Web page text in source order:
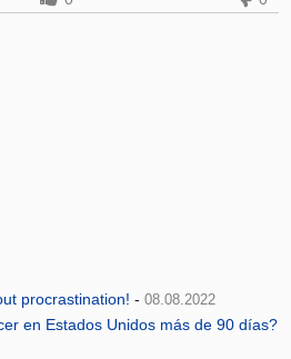
procrastination! -08.08.2022
en Estados Unidos más de 90 días?